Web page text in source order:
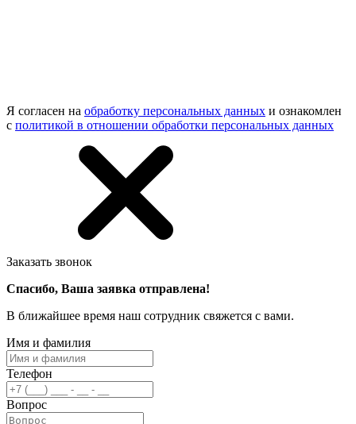
Я согласен на обработку персональных данных и ознакомлен
с политикой в отношении обработки персональных данных
Заказать звонок
Спасибо, Ваша заявка отправлена!
В ближайшее время наш сотрудник свяжется с вами.
Имя и фамилия
Телефон
Вопрос